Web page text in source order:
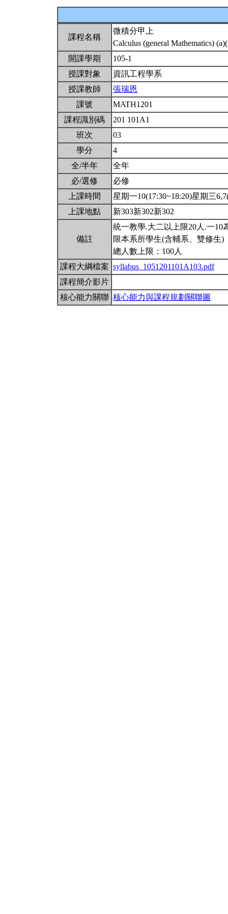
課程名稱
微積分甲上
Calculus (general Mathematics)
開課學期
105-1
授課對象
資訊工程學系
授課教師
張瑞恩
課號
MATH1201
課程識別碼
201 101A1
班次
03
學分
4
全/半年
全年
必/選修
必修
上課時間
星期一10(17:30~18:20)星期三
上課地點
新303新302新302
備註
統一教學.大二以上限20人.一10
限本系所學生(含輔系、雙修生)
總人數上限：100人
課程大綱檔案 syllabus_1051201101A103.pdf
課程簡介影片
核心能力關聯 核心能力與課程規劃關聯圖